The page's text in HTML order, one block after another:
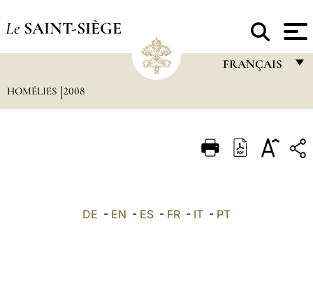
Le SAINT-SIÈGE
FRANÇAIS
ITALIANO
HOMÉLIES 2008
DE - EN - ES - FR - IT - PT